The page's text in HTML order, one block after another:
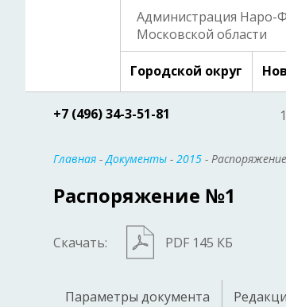
Администрация Наро-
Московской области
Городской округ
+7 (496) 34-3-51-81
Главная -Документы - 2015 -
Распоряжение №1
Скачать: PDF 145 КБ
Параметры документа